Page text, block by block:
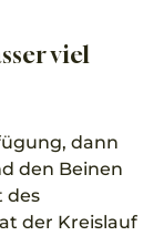
viel
dann
den Beinen
des
der Kreislauf